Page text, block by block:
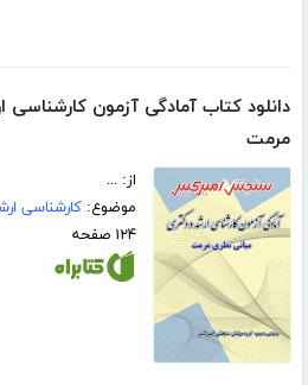
دانلود کتاب آمادگی آزمون
مرمت
از: ...
موضوع:کارشناسی
۱۲۴ صفحه